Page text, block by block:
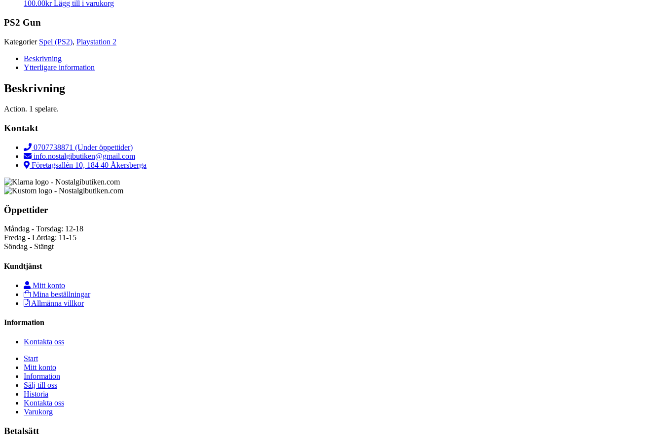
100.00kr Lägg till i varukorg
PS2 Gun
Kategorier Spel (PS2), Playstation 2
Beskrivning
Ytterligare information
Beskrivning
Action. 1 spelare.
Kontakt
0707738871 (Under öppettider)
info.nostalgibutiken@gmail.com
Företagsallén 10, 184 40 Åkersberga
Öppettider
Måndag - Torsdag: 12-18
Fredag - Lördag: 11-15
Söndag - Stängt
Kundtjänst
Mitt konto
Mina beställningar
Allmänna villkor
Information
Kontakta oss
Start
Mitt konto
Information
Sälj till oss
Historia
Kontakta oss
Varukorg
Betalsätt